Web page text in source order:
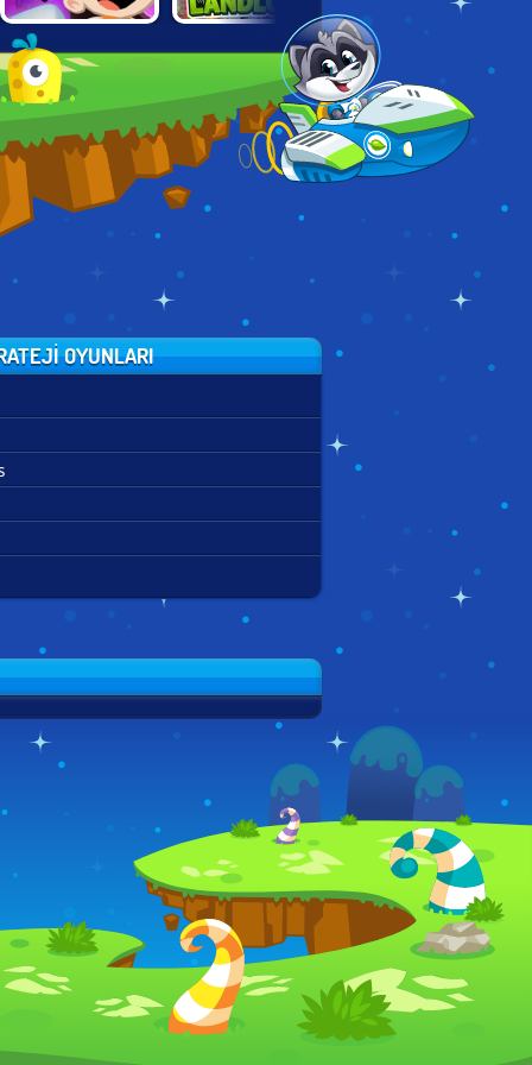
NICK BLOCK
PARTY 3
TINY LANDLORD
SPONGEBOB'S
ADVENTURE
OYUNLARI